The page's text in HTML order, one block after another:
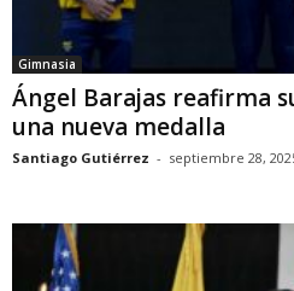
Gimnasia
Ángel Barajas reafirma
una nueva medalla
Santiago Gutiérrez - septiembre 28,